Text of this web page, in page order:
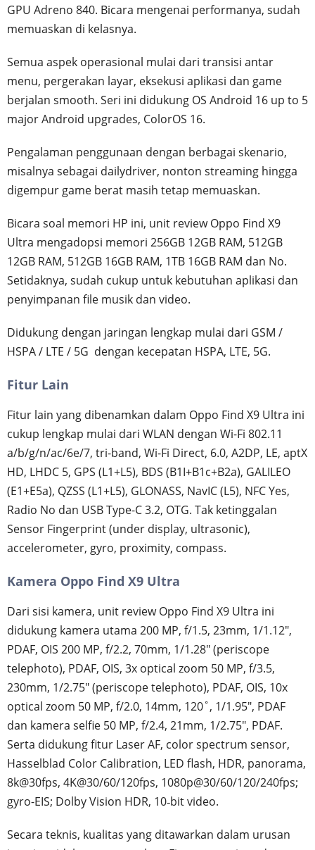
GPU Adreno 840. Bicara mengenai performanya, sudah
memuaskan di kelasnya.
Semua aspek operasional mulai dari transisi antar
menu, pergerakan layar, eksekusi aplikasi dan game
berjalan smooth. Seri ini didukung OS Android 16 up to 5
major Android upgrades, ColorOS 16.
Pengalaman penggunaan dengan berbagai skenario,
misalnya sebagai dailydriver, nonton streaming hingga
digempur game berat masih tetap memuaskan.
Bicara soal memori HP ini, unit review Oppo Find X9
Ultra mengadopsi memori 256GB 12GB RAM, 512GB
12GB RAM, 512GB 16GB RAM, 1TB 16GB RAM dan No.
Setidaknya, sudah cukup untuk kebutuhan aplikasi dan
penyimpanan file musik dan video.
Didukung dengan jaringan lengkap mulai dari GSM /
HSPA / LTE / 5G dengan kecepatan HSPA, LTE, 5G.
Fitur Lain
Fitur lain yang dibenamkan dalam Oppo Find X9 Ultra ini
cukup lengkap mulai dari WLAN dengan Wi-Fi 802.11
a/b/g/n/ac/6e/7, tri-band, Wi-Fi Direct, 6.0, A2DP, LE, aptX
HD, LHDC 5, GPS (L1+L5), BDS (B1I+B1c+B2a), GALILEO
(E1+E5a), QZSS (L1+L5), GLONASS, NavIC (L5), NFC Yes,
Radio No dan USB Type-C 3.2, OTG. Tak ketinggalan
Sensor Fingerprint (under display, ultrasonic),
accelerometer, gyro, proximity, compass.
Kamera Oppo Find X9 Ultra
Dari sisi kamera, unit review Oppo Find X9 Ultra ini
didukung kamera utama 200 MP, f/1.5, 23mm, 1/1.12",
PDAF, OIS 200 MP, f/2.2, 70mm, 1/1.28" (periscope
telephoto), PDAF, OIS, 3x optical zoom 50 MP, f/3.5,
230mm, 1/2.75" (periscope telephoto), PDAF, OIS, 10x
optical zoom 50 MP, f/2.0, 14mm, 120˚, 1/1.95", PDAF
dan kamera selfie 50 MP, f/2.4, 21mm, 1/2.75", PDAF.
Serta didukung fitur Laser AF, color spectrum sensor,
Hasselblad Color Calibration, LED flash, HDR, panorama,
8k@30fps, 4K@30/60/120fps, 1080p@30/60/120/240fps;
gyro-EIS; Dolby Vision HDR, 10‑bit video.
Secara teknis, kualitas yang ditawarkan dalam urusan